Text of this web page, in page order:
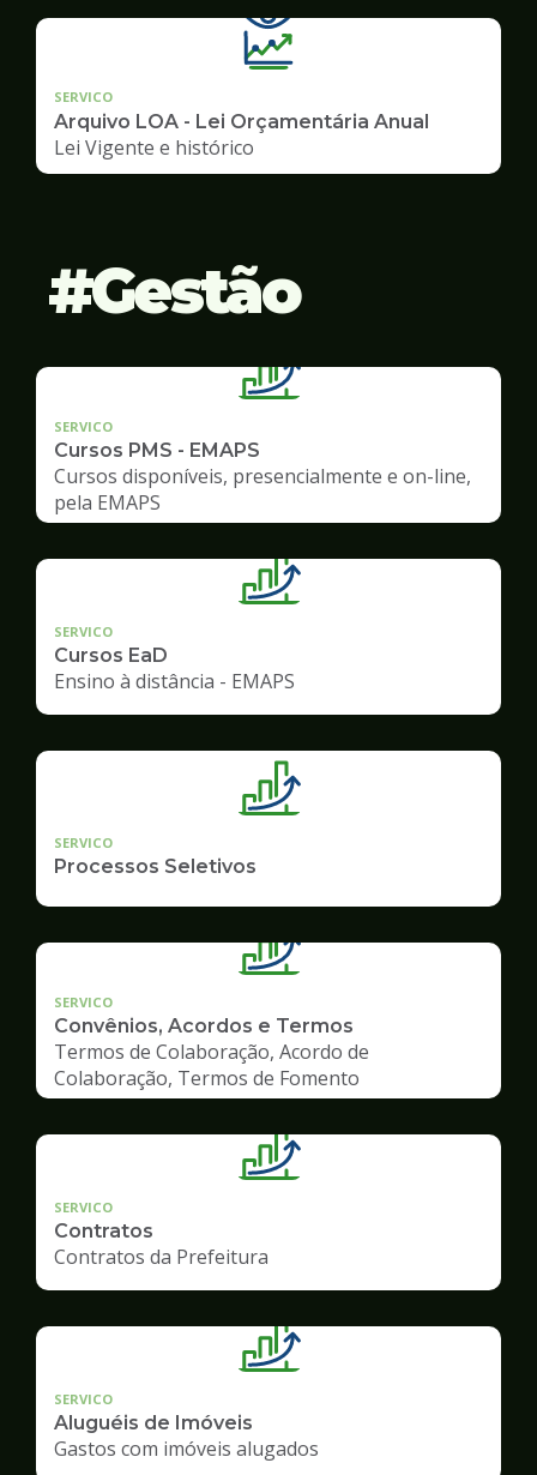
SERVICO
Arquivo LOA - Lei Orçamentária Anual
Lei Vigente e histórico
Gestão
SERVICO
Cursos PMS - EMAPS
Cursos disponíveis, presencialmente e on-line,
pela EMAPS
SERVICO
Cursos EaD
Ensino à distância - EMAPS
SERVICO
Processos Seletivos
SERVICO
Convênios, Acordos e Termos
Termos de Colaboração, Acordo de
Colaboração, Termos de Fomento
SERVICO
Contratos
Contratos da Prefeitura
SERVICO
Aluguéis de Imóveis
Gastos com imóveis alugados